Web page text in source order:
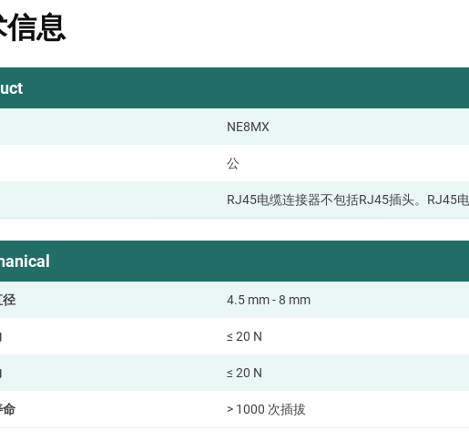
息
NE8MX
公
RJ45电缆连接器不包括RJ45插头。RJ45
径 4.5 mm - 8 mm
≤ 20 N
≤ 20 N
命 > 1000 次插拔